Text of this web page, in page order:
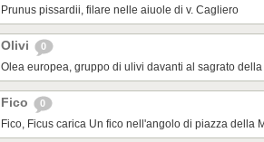
Prunus pissardii, filare nelle aiuole di v. Cagliero
Olivi 0
Olea europea, gruppo di ulivi davanti al sagrato
Fico 0
Fico, Ficus carica Un fico nell'angolo di piazza della